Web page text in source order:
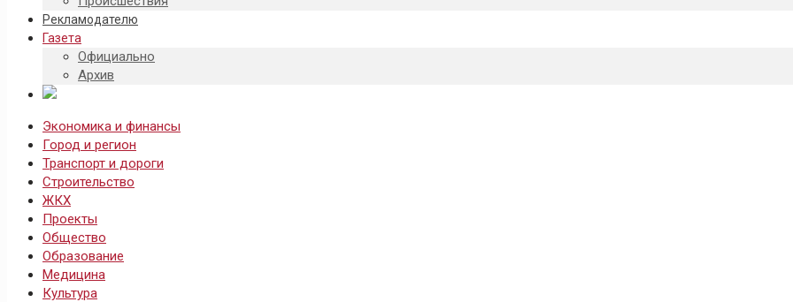
Рекламодателю
Газета
Официально
Архив
Экономика и финансы
Город и регион
Транспорт и дороги
Строительство
ЖКХ
Проекты
Общество
Образование
Медицина
Культура